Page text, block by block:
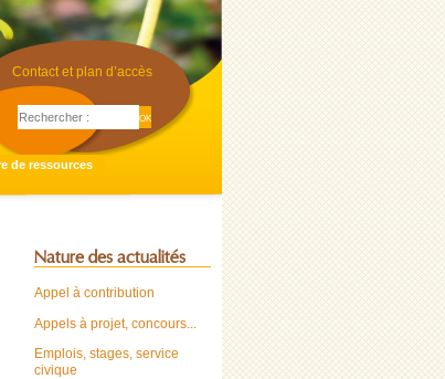
Contact et plan d’accès
de ressources
Nature des actualités
Appel à contribution
Appels à projet, concours...
Emplois, stages, service
civique